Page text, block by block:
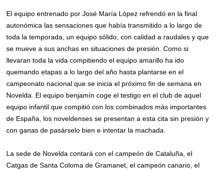
El equipo entrenado por José María López refrendó en la final
autonómica las sensaciones que había transmitido a lo largo de
toda la temporada, un equipo sólido, con calidad a raudales y que
se mueve a sus anchas en situaciones de presión. Como si
llevaran toda la vida compitiendo el equipo amarillo ha ido
quemando etapas a lo largo del año hasta plantarse en el
campeonato nacional que se inicia el próximo fin de semana en
Novelda. El equipo benjamín coge el testigo en el club de aquel
equipo infantil que compitió con los combinados más importantes
de España, los noveldenses se presentan a esta cita sin presión y
con ganas de pasárselo bien e intentar la machada.
La sede de Novelda contará con el campeón de Cataluña, el
Catgas de Santa Coloma de Gramanet, el campeón canario, el